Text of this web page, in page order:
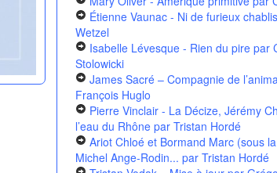
Étienne Vaunac - Ni de furieux chablis
Wetzel
Isabelle Lévesque - Rien du pirepar
Stolowicki
James Sacré – Compagnie de
François Huglo
Pierre Vinclair - La Décize, Jérémy
l’eau du Rhônepar Tristan Hordé
Ariot Chloé et Bormand Marc (sous
Michel Ange-Rodin... par Tristan Hordé